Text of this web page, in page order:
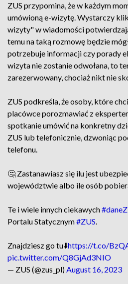
ZUS przypomina, że w każdym
umówioną e-wizytę. Wystarczy
wizyty" w wiadomości
temu na taką rozmowę będzie
potrzebuje informacji czy porady
wizyta nie zostanie odwołana, to
zarezerwowany, chociaż nikt nie
ZUS podkreśla, że osoby, które
placówce porozmawiać z
spotkanie umówić na konkretny
ZUS lub telefonicznie, dzwoniąc
telefonu.
🤔 Zastanawiasz się ilu jest
województwie albo ile osób
Te i wiele innych ciekawych
Portalu Statycznym#ZUS.
Znajdziesz go tu⬇️https://t.co/
pic.twitter.com/Q8GjAd3NIO
— ZUS (@zus_pl)August 16, 2023